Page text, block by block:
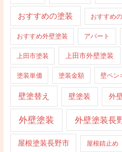
おすすめの塗装 おすすめ
おすすめ外壁塗装 アパート
上田市塗装 上田市外壁塗装
塗装単価 塗装金額 壁ペン
壁塗替え 壁塗装 外
外壁塗装 外壁塗装長
屋根塗装長野市 屋根錆止め